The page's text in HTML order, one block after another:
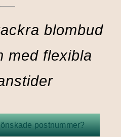
blombud
med flexibla
postnummer?